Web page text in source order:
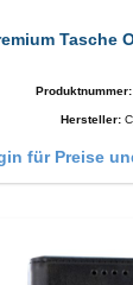
Tasche
Produktnummer:
Hersteller:
für Preise